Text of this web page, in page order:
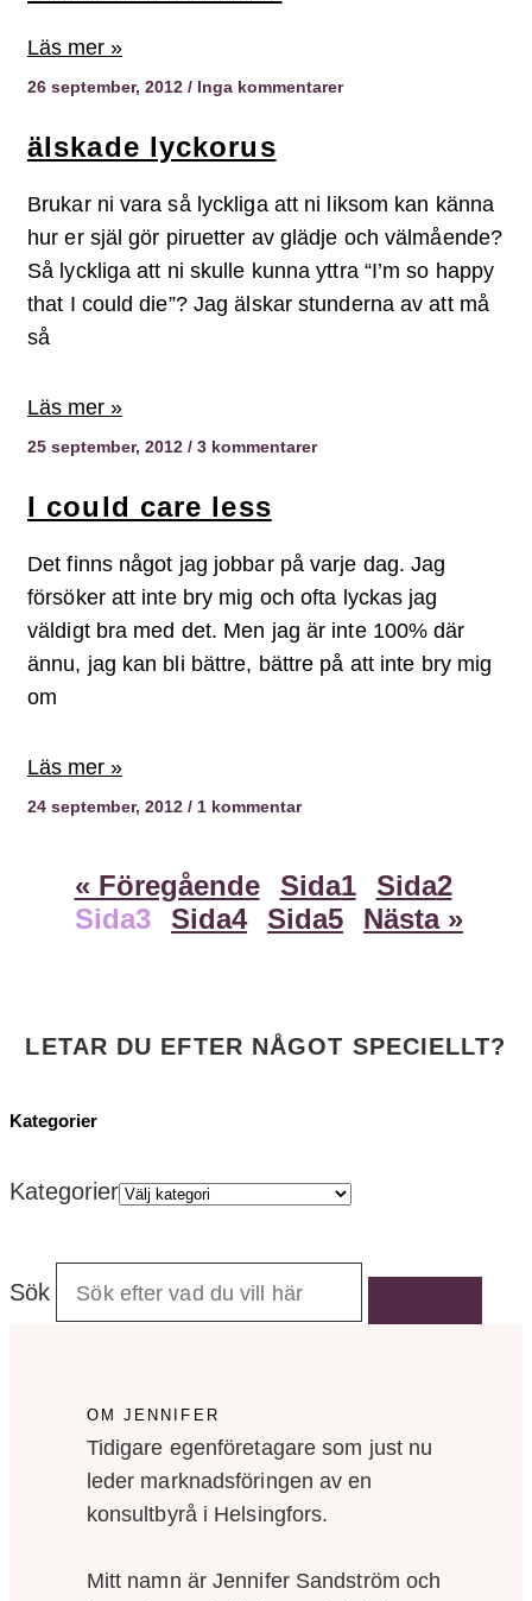
Läs mer »
26 september, 2012 Inga kommentarer
älskade lyckorus
Brukar ni vara så lyckliga att ni liksom kan känna
hur er själ gör piruetter av glädje och välmående?
Så lyckliga att ni skulle kunna yttra “I’m so happy
that I could die”? Jag älskar stunderna av att må
så
Läs mer »
25 september, 2012 3 kommentarer
I could care less
Det finns något jag jobbar på varje dag. Jag
försöker att inte bry mig och ofta lyckas jag
väldigt bra med det. Men jag är inte 100% där
ännu, jag kan bli bättre, bättre på att inte bry mig
om
Läs mer »
24 september, 2012 1 kommentar
« Föregående Sida1 Sida2
Sida3 Sida4 Sida5 Nästa »
LETAR DU EFTER NÅGOT SPECIELLT?
Kategorier
Kategorier
Sök
OM JENNIFER
Tidigare egenföretagare som just nu
leder marknadsföringen av en
konsultbyrå i Helsingfors.
Mitt namn är Jennifer Sandström och